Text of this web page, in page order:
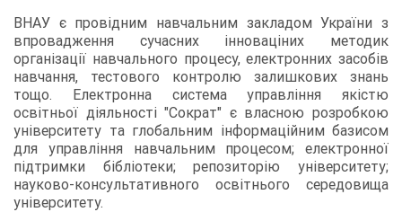
ВНАУ є провідним навчальним закладом України з
впровадження сучасних інноваціних методик
організації навчального процесу, електронних засобів
навчання, тестового контролю залишкових знань
тощо. Електронна система управління якістю
освітньої діяльності "Сократ" є власною розробкою
університету та глобальним інформаційним базисом
для управління навчальним процесом; електронної
підтримки бібліотеки; репозиторію університету;
науково-консультативного освітнього середовища
університету.